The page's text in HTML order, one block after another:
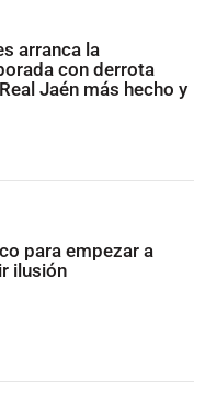
arranca la
con derrota
Jaén más hecho y
para empezar a
ilusión